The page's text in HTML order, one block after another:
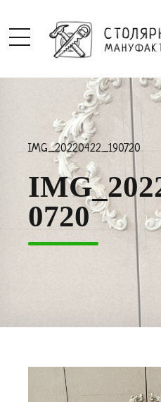
IMG_20220422_190720
0720